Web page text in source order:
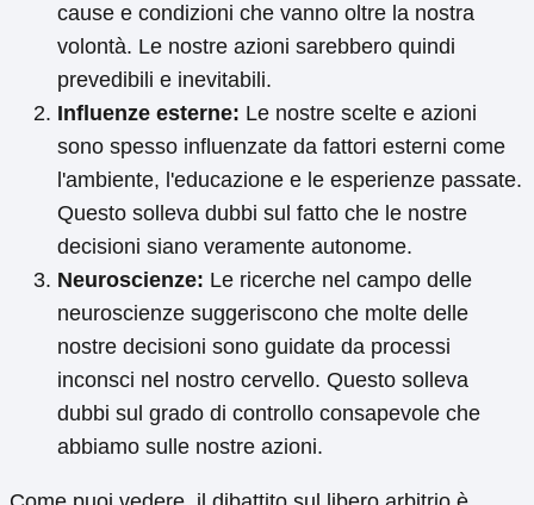
cause e condizioni che vanno oltre la nostra
volontà. Le nostre azioni sarebbero quindi
prevedibili e inevitabili.
Influenze esterne: Le nostre scelte e azioni
sono spesso influenzate da fattori esterni come
l'ambiente, l'educazione e le esperienze passate.
Questo solleva dubbi sul fatto che le nostre
decisioni siano veramente autonome.
Neuroscienze: Le ricerche nel campo delle
neuroscienze suggeriscono che molte delle
nostre decisioni sono guidate da processi
inconsci nel nostro cervello. Questo solleva
dubbi sul grado di controllo consapevole che
abbiamo sulle nostre azioni.